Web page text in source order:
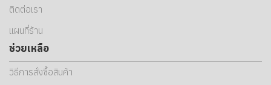
ติดต่อเรา
แผนที่ร้าน
ช่วยเหลือ
วิธีการสั่งซื้อสินค้า